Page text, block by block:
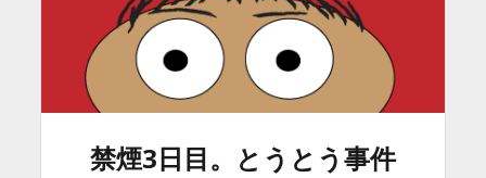
禁煙3日目。とうとう事件